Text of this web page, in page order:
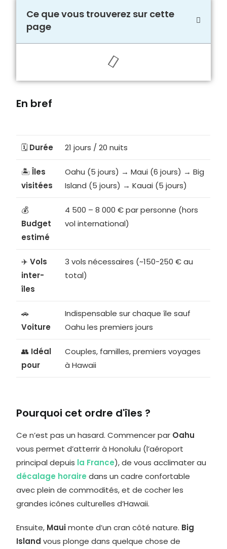
Ce que vous trouverez sur cette
page
En bref
🗓️ Durée 21 jours / 20 nuits
🏝️Îles
visitées
Oahu (5 jours) → Maui (6 jours) → Big
Island (5 jours) → Kauai (5 jours)
💰
Budget
estimé
4 500 – 8 000 € par personne (hors
vol international)
✈️Vols
inter-
îles
3 vols nécessaires (~150-250 € au
total)
🚗
Voiture
Indispensable sur chaque île sauf
Oahu les premiers jours
👥 Idéal
pour
Couples, familles, premiers voyages
à Hawaii
Pourquoi cet ordre d'îles ?
Ce n’est pas un hasard. Commencer par Oahu
vous permet d’atterrir à Honolulu (l’aéroport
principal depuis la France), de vous acclimater au
décalage horaire dans un cadre confortable
avec plein de commodités, et de cocher les
grandes icônes culturelles d’Hawaii.
Ensuite, Mauimonte d’un cran côté nature. Big
Island vous plonge dans quelque chose de